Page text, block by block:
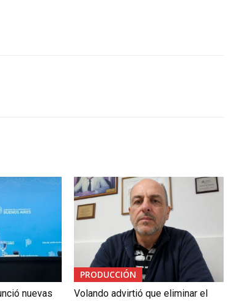
nuevas
PRODUCCIÓN
Volando advirtió que eliminar el